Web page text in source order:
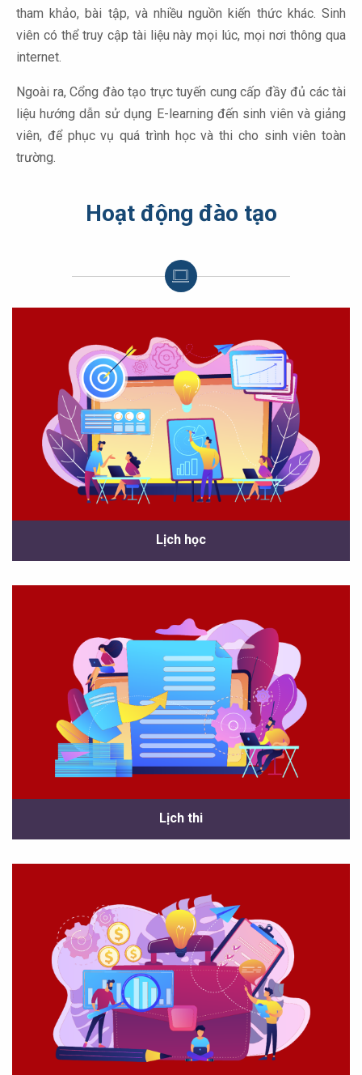
tham khảo, bài tập, và nhiều nguồn kiến thức khác. Sinh
viên có thể truy cập tài liệu này mọi lúc, mọi nơi thông qua
internet.
Ngoài ra, Cổng đào tạo trực tuyến cung cấp đầy đủ các tài
liệu hướng dẫn sử dụng E-learning đến sinh viên và giảng
viên, để phục vụ quá trình học và thi cho sinh viên toàn
trường.
Hoạt động đào tạo
Lịch học
Lịch thi